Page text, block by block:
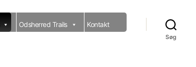
Odsherred Trails Kontakt
Søg